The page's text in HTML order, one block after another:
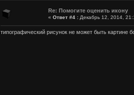
Re: Помогите оценить икону
« Ответ #4 : Декабрь 12, 2014,
типографический рисунок не может быть картине